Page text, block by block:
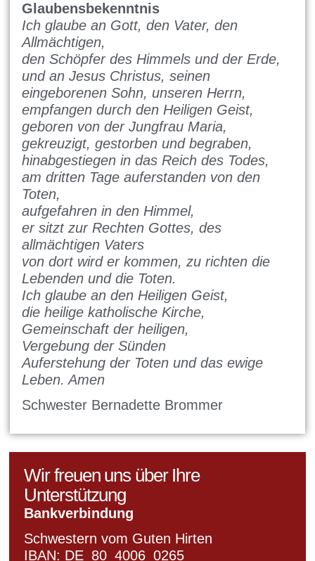
Glaubensbekenntnis
Ich glaube an Gott, den Vater, den
Allmächtigen,
den Schöpfer des Himmels und der Erde,
und an Jesus Christus, seinen
eingeborenen Sohn, unseren Herrn,
empfangen durch den Heiligen Geist,
geboren von der Jungfrau Maria,
gekreuzigt, gestorben und begraben,
hinabgestiegen in das Reich des Todes,
am dritten Tage auferstanden von den
Toten,
aufgefahren in den Himmel,
er sitzt zur Rechten Gottes, des
allmächtigen Vaters
von dort wird er kommen, zu richten die
Lebenden und die Toten.
Ich glaube an den Heiligen Geist,
die heilige katholische Kirche,
Gemeinschaft der heiligen,
Vergebung der Sünden
Auferstehung der Toten und das ewige
Leben. Amen
Schwester Bernadette Brommer
Wir freuen uns über Ihre
Unterstützung
Bankverbindung
Schwestern vom Guten Hirten
IBAN: DE_80_4006_0265